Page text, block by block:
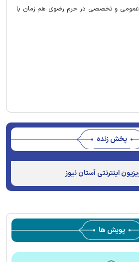
عمومی و تخصصی در حرم رضوی هم زمان با
پخش زنده
اینترنتی آستان نیوز
پویش ها